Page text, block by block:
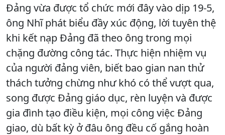
Đảng vừa được tổ chức mới đây vào dịp 19-5,
ông Nhĩ phát biểu đầy xúc động, lời tuyên thệ
khi kết nạp Đảng đã theo ông trong mọi
chặng đường công tác. Thực hiện nhiệm vụ
của người đảng viên, biết bao gian nan thử
thách tưởng chừng như khó có thể vượt qua,
song được Đảng giáo dục, rèn luyện và được
gia đình tạo điều kiện, mọi công việc Đảng
giao, dù bất kỳ ở đâu ông đều cố gắng hoàn